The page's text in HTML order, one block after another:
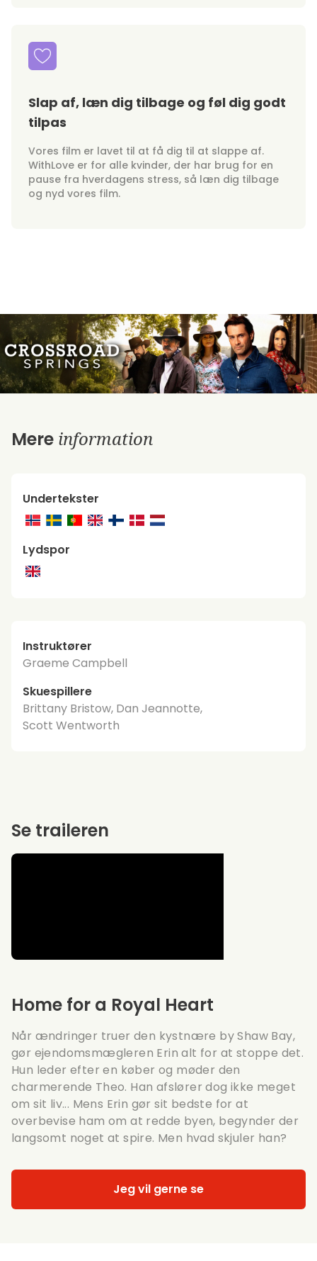
Slap af, læn dig tilbage og føl dig godt
tilpas
Vores film er lavet til at få dig til at slappe af.
WithLove er for alle kvinder, der har brug for en
pause fra hverdagens stress, så læn dig tilbage
og nyd vores film.
Mere information
Undertekster
Lydspor
Instruktører
Graeme Campbell
Skuespillere
Brittany Bristow, Dan Jeannotte,
Scott Wentworth
Home for a Royal Heart
Når ændringer truer den kystnære by Shaw Bay,
gør ejendomsmægleren Erin alt for at stoppe det.
Hun leder efter en køber og møder den
charmerende Theo. Han afslører dog ikke meget
om sit liv... Mens Erin gør sit bedste for at
overbevise ham om at redde byen, begynder der
langsomt noget at spire. Men hvad skjuler han?
Jeg vil gerne se
Se traileren